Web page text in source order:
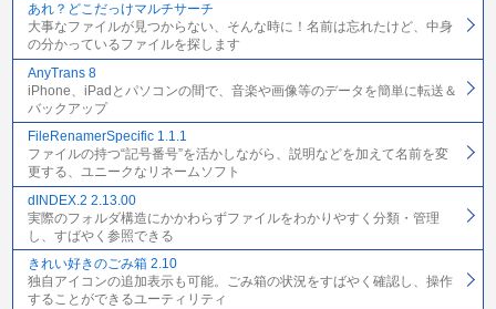
あれ？どこだっけマルチサーチ
大事なファイルが見つからない、そんな時に！名前は忘れたけど、中身
の分かっているファイルを探します
AnyTrans 8
iPhone、iPadとパソコンの間で、音楽や画像等のデータを簡単に転送＆
バックアップ
FileRenamerSpecific 1.1.1
ファイルの持つ“記号番号”を活かしながら、説明などを加えて名前を変
更する、ユニークなリネームソフト
dINDEX.2 2.13.00
実際のフォルダ構造にかかわらずファイルをわかりやすく分類・管理
し、すばやく参照できる
きれい好きのごみ箱 2.10
独自アイコンの追加表示も可能。ごみ箱の状況をすばやく確認し、操作
することができるユーティリティ